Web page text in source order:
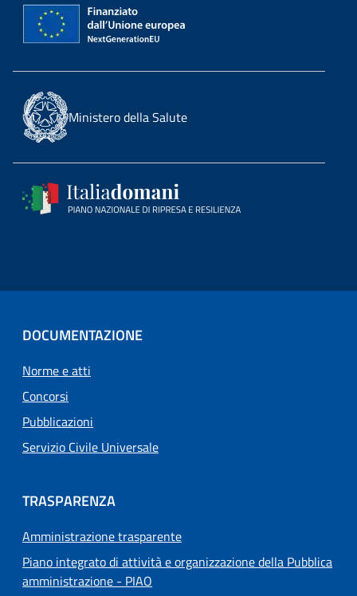
Ministero della Salute
DOCUMENTAZIONE
Norme e atti
Concorsi
Pubblicazioni
Servizio Civile Universale
TRASPARENZA
Amministrazione trasparente
Piano integrato di attività e organizzazione della Pubblica
amministrazione - PIAO